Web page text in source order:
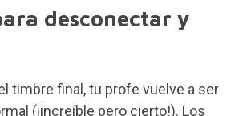
desconectar y
timbre final, tu profe vuelve a ser
(¡increíble pero cierto!). Los